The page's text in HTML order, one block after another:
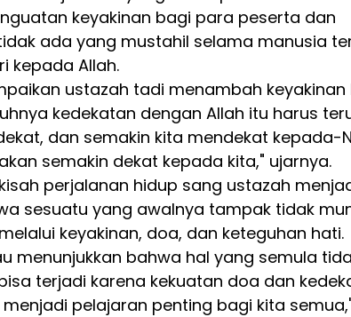
keyakinan bagi para peserta dan
ada yang mustahil selama manusia
kepada Allah.
ustazah tadi menambah keyakinan
kedekatan dengan Allah itu harus
dan semakin kita mendekat kepada-
semakin dekat kepada kita," ujarnya.
perjalanan hidup sang ustazah
sesuatu yang awalnya tampak tidak
keyakinan, doa, dan keteguhan hati.
menunjukkan bahwa hal yang semula
terjadi karena kekuatan doa dan
menjadi pelajaran penting bagi kita